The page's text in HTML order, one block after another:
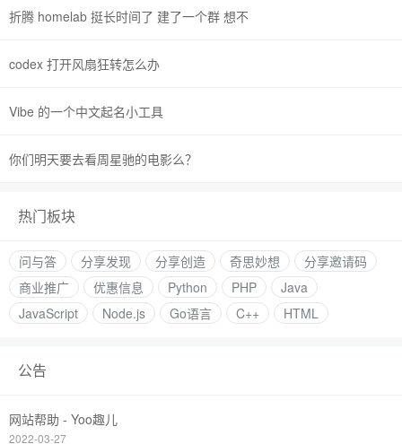
折腾 homelab 挺长时间了 建了一个群 想不
codex 打开风扇狂转怎么办
Vibe 的一个中文起名小工具
你们明天要去看周星驰的电影么？
热门板块
问与答 分享发现 分享创造 奇思妙想
分享邀请码
商业推广
优惠信息 Python PHP
Java
JavaScript
Node.js Go语言 C++ HTML
公告
网站帮助 - Yoo趣儿
2022-03-27